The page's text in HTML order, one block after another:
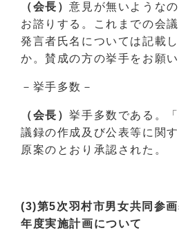
（会長）意見が無いような
お諮りする。これまでの会
発言者氏名については記載
か。賛成の方の挙手をお願い
－挙手多数－
（会長）挙手多数である。
議録の作成及び公表等に関
原案のとおり承認された。
(3)第5次羽村市男女共同参
年度実施計画について